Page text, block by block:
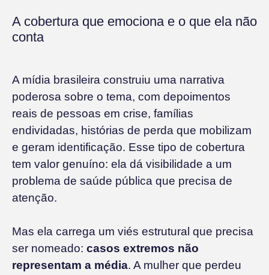
A cobertura que emociona e o que ela não
conta
A mídia brasileira construiu uma narrativa
poderosa sobre o tema, com depoimentos
reais de pessoas em crise, famílias
endividadas, histórias de perda que mobilizam
e geram identificação. Esse tipo de cobertura
tem valor genuíno: ela dá visibilidade a um
problema de saúde pública que precisa de
atenção.
Mas ela carrega um viés estrutural que precisa
ser nomeado: casos extremos não
representam a média. A mulher que perdeu